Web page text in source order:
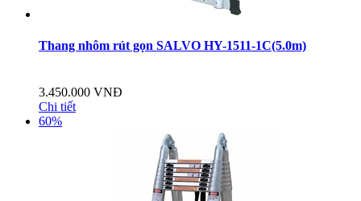
Thang nhôm rút gọn SALVO HY-1511-1C(5.0m)
3.450.000 VNĐ
Chi tiết
60%